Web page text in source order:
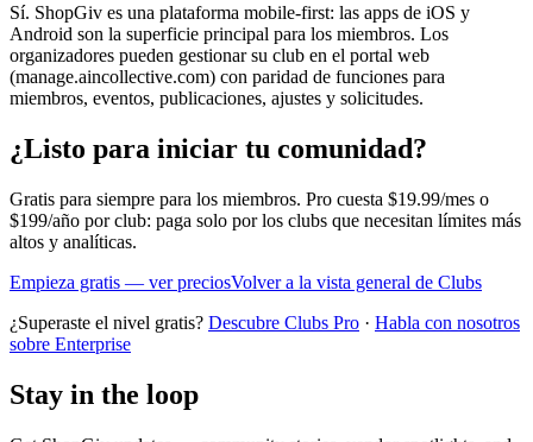
Sí. ShopGiv es una plataforma mobile-first: las apps de iOS y
Android son la superficie principal para los miembros. Los
organizadores pueden gestionar su club en el portal web
(manage.aincollective.com) con paridad de funciones para
miembros, eventos, publicaciones, ajustes y solicitudes.
¿Listo para iniciar tu comunidad?
Gratis para siempre para los miembros. Pro cuesta $19.99/mes o
$199/año por club: paga solo por los clubs que necesitan límites más
altos y analíticas.
Empieza gratis — ver preciosVolver a la vista general de Clubs
¿Superaste el nivel gratis? Descubre Clubs Pro · Habla con nosotros
sobre Enterprise
Stay in the loop